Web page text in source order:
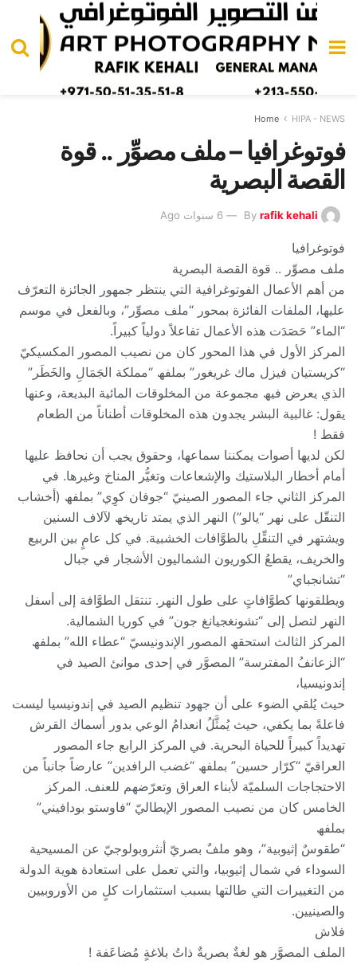
Home HIPA - NEWS
فوتوغرافیا – ملف مصوِّر .. قوة
القصة البصریة
By rafik kehali 6 سنوات Ago
فوتوغرافیا
ملف مصوِّر .. قوة القصة البصریة
من أھم الأعمال الفوتوغرافیة التي ینتظر جمھور الجائزة التعرّف
علیھا، الملفات الفائزة بمحور “ملف مصوِّر”، وبالفعل في موسم
“الماء” حَصَدَت ھذه الأعمال تفاعلاً دولیاً كبیراً.
المركز الأول في ھذا المحور كان من نصیب المصور المكسیكيّ
“كریستیان فیزل ماك غریغور” بملفھ “مملكة الجَمَالِ والخَطَر”
الذي یعرض فیھ مجموعة من المخلوقات المائیة البدیعة، وعنھا
یقول: غالبیة البشر یجدون ھذه المخلوقات أطناناً من الطعام
فقط !
لكن لدیھا أصوات یمكننا سماعھا، وحقوق یجب أن نحافظ علیھا
أمام أخطار البلاستیك والإشعاعات وتغیُّر المناخ وغیرھا. في
المركز الثاني جاء المصور الصینيّ “جوفان كوِي” بملفھ (أخشاب
التنقّل على نھر “یالو”) النھر الذي یمتد تاریخھ لآلاف السنین
ویشتھر في التنقِّلِ بالطوَّافات الخشبیة. في كل عامٍ بین الربیع
والخریف، یقطعُ الكوریون الشمالیون الأشجار في جبال
“تشانجباي”
ویطلقونھا كطوَّافاتٍ على طول النھر. تنتقل الطوَّافة إلى أسفل
النھر لتصل إلى “تشونغجیانغ جون” في كوریا الشمالیة.
المركز الثالث استحقھ المصور الإندونیسيّ “عطاء الله” بملفھ
“الزعانفُ المفترسة” المصوَّر في إحدى موانئ الصید في
إندونیسیا،
حیث یُلقي الضوء على أن جھود تنظیم الصید في إندونیسیا لیست
فاعلةً بما یكفي، حیث یُمثَّلُ انعدامُ الوعي بدور أسماك القرش
تھدیداً كبیراً للحیاة البحریة. في المركز الرابع جاء المصور
العراقيّ “كرّار حسین” بملفھ “غضب الرافدین” عارضاً جانباً من
الاحتجاجات السلمیّة لأبناء العراق وتعرّضھم للعنف. المركز
الخامس كان من نصیب المصور الإیطاليّ “فاوستو بودافیني”
بملفھ
“طقوسٌ إثیوبیة”، وھو ملفٌ بصريّ أنثروبولوجيّ عن المسیحیة
السوداء في شمال إثیوبیا، والتي تعمل على استعادة ھویة الدولة
من التغییرات التي طالتھا بسبب استثمارات كلٍ من الأوروبیین
والصینیین.
فلاش
الملف المصوَّر ھو لغةٌ بصریةٌ ذاتُ بلاغةٍ مُضاعَفة !